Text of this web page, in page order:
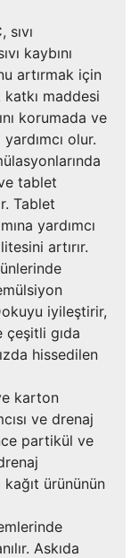
kaybını
artırmak için
katkı maddesi
korumada ve
olur.
tablet
Tablet
yardımcı
artırır.
iyileştirir,
çeşitli gıda
hissedilen
karton
ve drenaj
partikül ve
ürününün
Askıda